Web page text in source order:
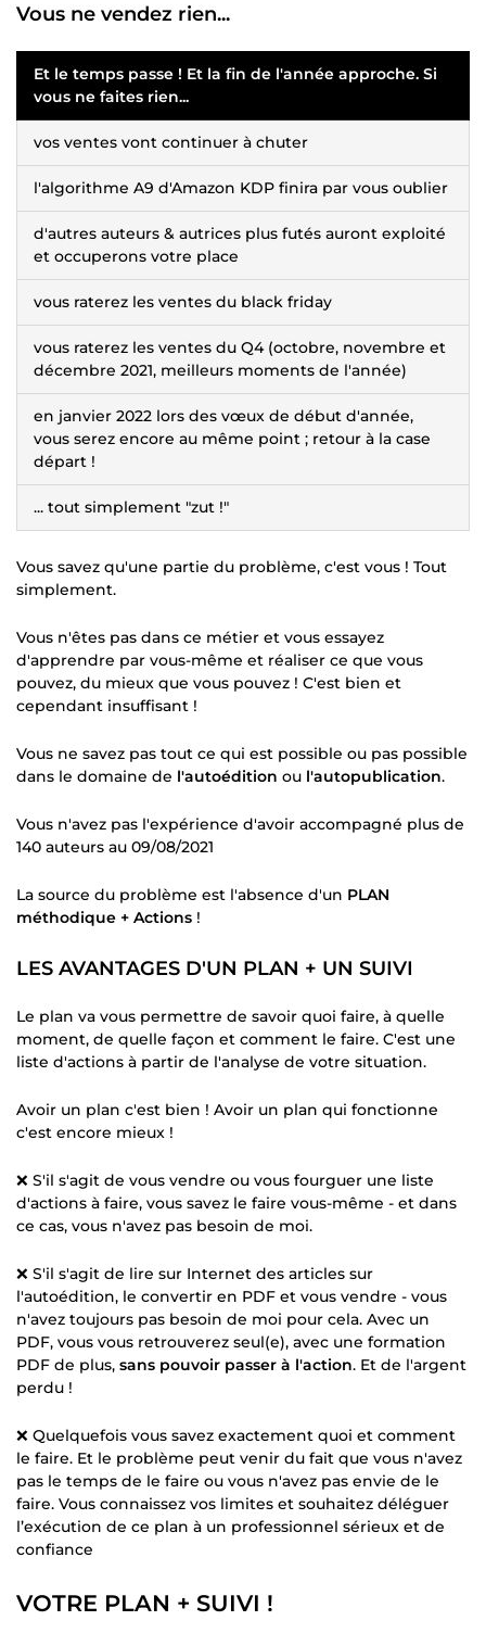
Vous ne vendez rien...
Et le temps passe ! Et la fin de l'année approche. Si
vous ne faites rien...
vos ventes vont continuer à chuter
l'algorithme A9 d'Amazon KDP finira par vous oublier
d'autres auteurs & autrices plus futés auront exploité
et occuperons votre place
vous raterez les ventes du black friday
vous raterez les ventes du Q4 (octobre, novembre et
décembre 2021, meilleurs moments de l'année)
en janvier 2022 lors des vœux de début d'année,
vous serez encore au même point ; retour à la case
départ !
... tout simplement "zut !"
Vous savez qu'une partie du problème, c'est vous ! Tout
simplement.
Vous n'êtes pas dans ce métier et vous essayez
d'apprendre par vous-même et réaliser ce que vous
pouvez, du mieux que vous pouvez ! C'est bien et
cependant insuffisant !
Vous ne savez pas tout ce qui est possible ou pas possible
dans le domaine de l'autoédition ou l'autopublication.
Vous n'avez pas l'expérience d'avoir accompagné plus de
140 auteurs au 09/08/2021
La source du problème est l'absence d'un PLAN
méthodique + Actions !
LES AVANTAGES D'UN PLAN + UN SUIVI
Le plan va vous permettre de savoir quoi faire, à quelle
moment, de quelle façon et comment le faire. C'est une
liste d'actions à partir de l'analyse de votre situation.
Avoir un plan c'est bien ! Avoir un plan qui fonctionne
c'est encore mieux !
❌ S'il s'agit de vous vendre ou vous fourguer une liste
d'actions à faire, vous savez le faire vous-même - et dans
ce cas, vous n'avez pas besoin de moi.
❌ S'il s'agit de lire sur Internet des articles sur
l'autoédition, le convertir en PDF et vous vendre - vous
n'avez toujours pas besoin de moi pour cela. Avec un
PDF, vous vous retrouverez seul(e), avec une formation
PDF de plus, sans pouvoir passer à l'action. Et de l'argent
perdu !
❌ Quelquefois vous savez exactement quoi et comment
le faire. Et le problème peut venir du fait que vous n'avez
pas le temps de le faire ou vous n'avez pas envie de le
faire. Vous connaissez vos limites et souhaitez déléguer
l’exécution de ce plan à un professionnel sérieux et de
confiance
VOTRE PLAN + SUIVI !